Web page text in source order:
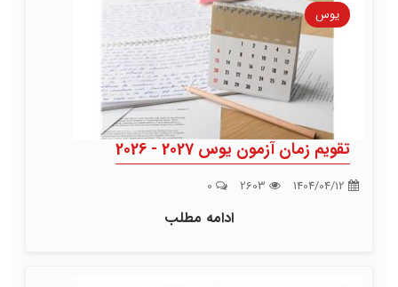
یوس
تقویم زمان آزمون یوس 2027 - 2026
ادامه مطلب